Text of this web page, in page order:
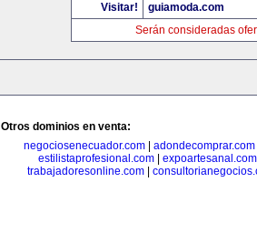
Visitar!
guiamoda.com
Serán consideradas
Otros dominios en venta:
negociosenecuador.com| adondecomprar.com
estilistaprofesional.com
expoartesanal.com
trabajadoresonline.com